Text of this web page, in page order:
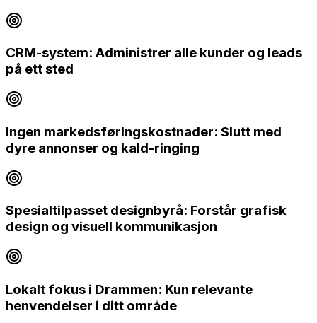
CRM-system: Administrer alle kunder og leads
på ett sted
Ingen markedsføringskostnader: Slutt med
dyre annonser og kald-ringing
Spesialtilpasset designbyrå: Forstår grafisk
design og visuell kommunikasjon
Lokalt fokus i Drammen: Kun relevante
henvendelser i ditt område